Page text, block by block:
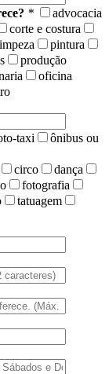
*
advocacia
corte e costura
pintura
produção
oficina
taxi
ônibus ou
circo
dança
fotografia
tatuagem